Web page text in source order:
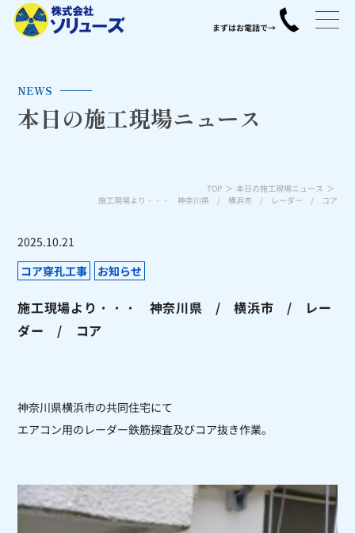
NEWS
本日の施工現場ニュース
TOP
本日の施工現場ニュース
施工現場より・・・ 神奈川県 / 横浜市 / レーダー / コア
2025.10.21
コア穿孔工事
お知らせ
施工現場より・・・ 神奈川県 / 横浜市 / レー
ダー / コア
神奈川県横浜市の共同住宅にて
エアコン用のレーダー鉄筋探査及びコア抜き作業。